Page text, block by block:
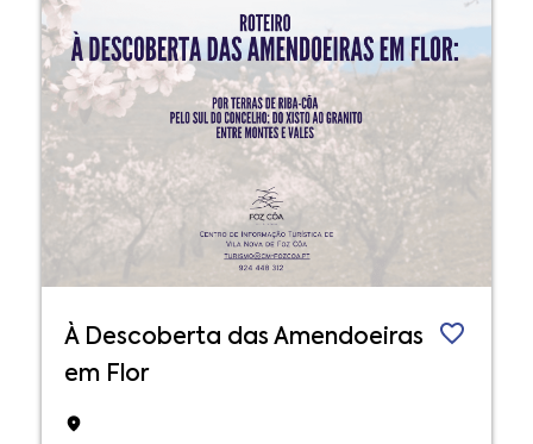
À Descoberta das Amendoeiras
em Flor